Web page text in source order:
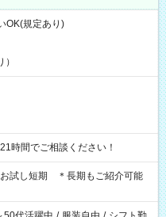
規定あり)
べる ＊9時～21時間でご相談ください！
試し短期 ＊長期もご紹介可能